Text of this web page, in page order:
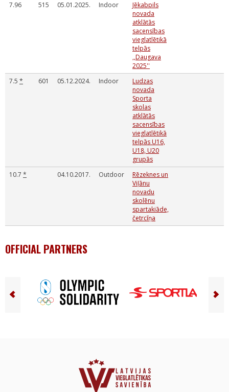
7.96 515 05.01.2025. Indoor
Jēkabpils
novada
atklātās
sacensības
vieglatlētikā
telpās
,,Daugava
2025''
7.5 * 601 05.12.2024. Indoor
Ludzas
novada
Sporta
skolas
atklātās
sacensības
vieglatlētikā
telpās U16,
U18, U20
grupās
10.7 * 04.10.2017. Outdoor
Rēzeknes un
Viļānu
novadu
skolēnu
spartakiāde,
četrcīņa
OFFICIAL PARTNERS